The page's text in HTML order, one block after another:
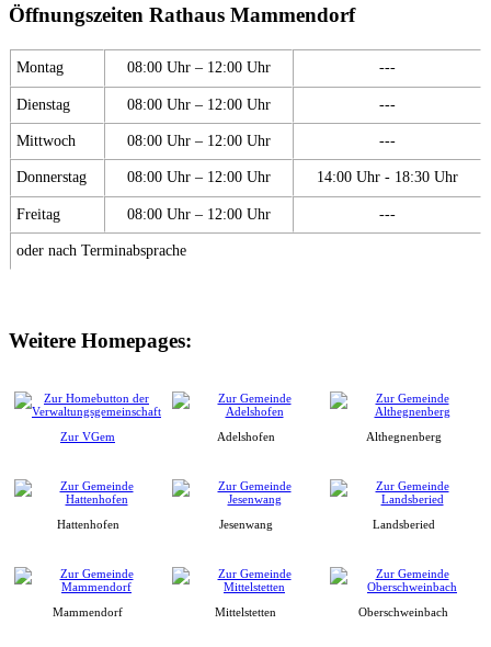
Öffnungszeiten Rathaus Mammendorf
Montag 08:00 Uhr – 12:00 Uhr ---
Dienstag 08:00 Uhr – 12:00 Uhr ---
Mittwoch 08:00 Uhr – 12:00 Uhr ---
Donnerstag 08:00 Uhr – 12:00 Uhr 14:00 Uhr - 18:30 Uhr
Freitag 08:00 Uhr – 12:00 Uhr ---
oder nach Terminabsprache
Weitere Homepages:
Zur VGem Adelshofen Althegnenberg
Hattenhofen Jesenwang Landsberied
Mammendorf Mittelstetten Oberschweinbach